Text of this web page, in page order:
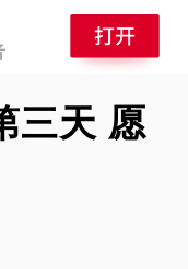
三天 愿